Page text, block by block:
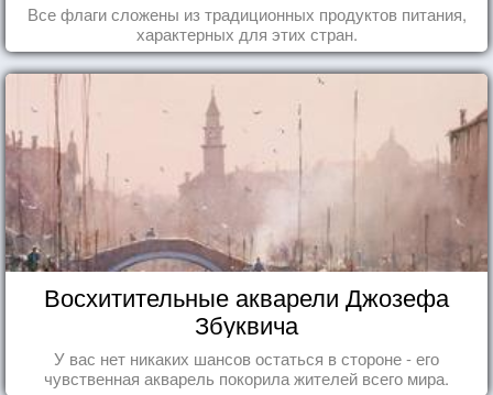
Все флаги сложены из традиционных продуктов питания,
характерных для этих стран.
Восхитительные акварели Джозефа
Збуквича
У вас нет никаких шансов остаться в стороне - его
чувственная акварель покорила жителей всего мира.